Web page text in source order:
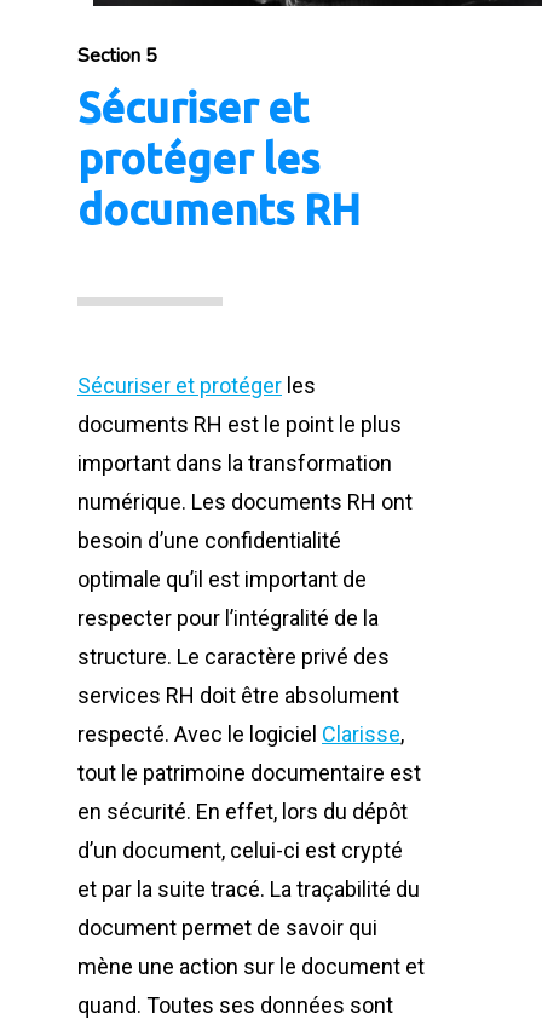
Section 5
Sécuriser et
protéger les
documents RH
Sécuriser et protéger les
documents RH est le point le plus
important dans la transformation
numérique. Les documents RH ont
besoin d’une confidentialité
optimale qu’il est important de
respecter pour l’intégralité de la
structure. Le caractère privé des
services RH doit être absolument
respecté. Avec le logiciel Clarisse,
tout le patrimoine documentaire est
en sécurité. En effet, lors du dépôt
d’un document, celui-ci est crypté
et par la suite tracé. La traçabilité du
document permet de savoir qui
mène une action sur le document et
quand. Toutes ses données sont